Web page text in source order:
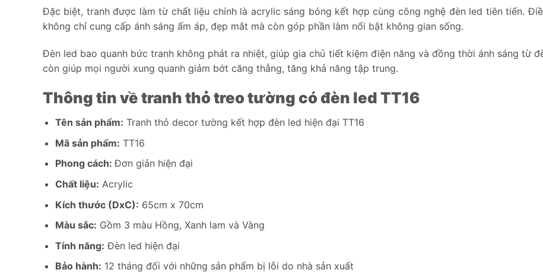
Đặc biệt, tranh được làm từ chất liệu chính là acrylic sáng bóng kết hợp cùng công nghệ đèn led tiên tiến.
không chỉ cung cấp ánh sáng ấm áp, đẹp mắt mà còn góp phần làm nổi bật không gian sống.
Đèn led bao quanh bức tranh không phát ra nhiệt, giúp gia chủ tiết kiệm điện năng và đồng thời ánh sáng từ
còn giúp mọi người xung quanh giảm bớt căng thẳng, tăng khả năng tập trung.
Thông tin về tranh thỏ treo tường có đèn led TT16
Tên sản phẩm: Tranh thỏ decor tường kết hợp đèn led hiện đại TT16
Mã sản phẩm: TT16
Phong cách:Đơn giản hiện đại
Chất liệu: Acrylic
Kích thước (DxC): 65cm x 70cm
Màu sắc: Gồm 3 màu Hồng, Xanh lam và Vàng
Tính năng: Đèn led hiện đại
Bảo hành: 12 tháng đối với những sản phẩm bị lỗi do nhà sản xuất